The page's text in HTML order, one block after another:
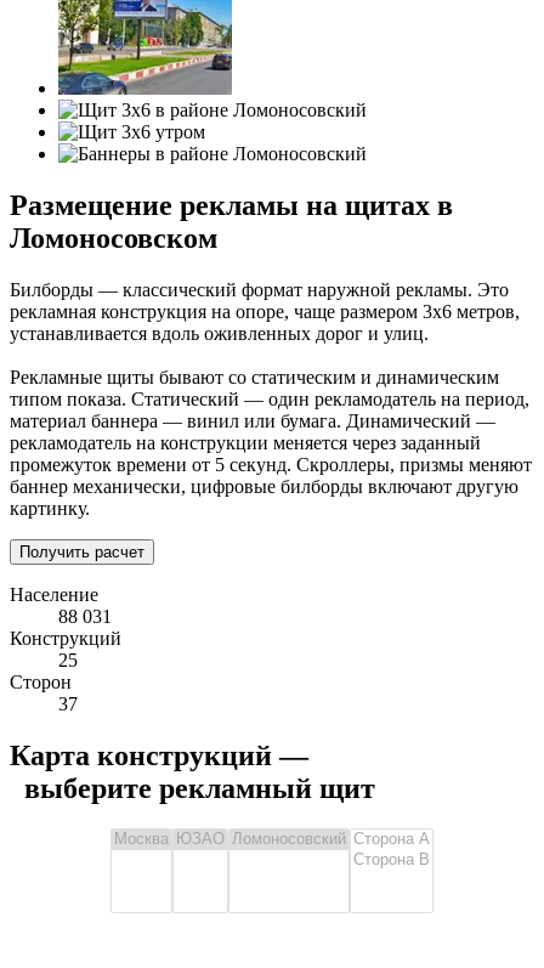
Размещение рекламы на щитах в
Ломоносовском
Билборды — классический формат наружной рекламы. Это
рекламная конструкция на опоре, чаще размером 3х6 метров,
устанавливается вдоль оживленных дорог и улиц.
Рекламные щиты бывают со статическим и динамическим
типом показа. Статический — один рекламодатель на период,
материал баннера — винил или бумага. Динамический —
рекламодатель на конструкции меняется через заданный
промежуток времени от 5 секунд. Скроллеры, призмы меняют
баннер механически, цифровые билборды включают другую
картинку.
Получить расчет
Население
88 031
Конструкций
25
Сторон
37
Карта конструкций —
выберите рекламный щит